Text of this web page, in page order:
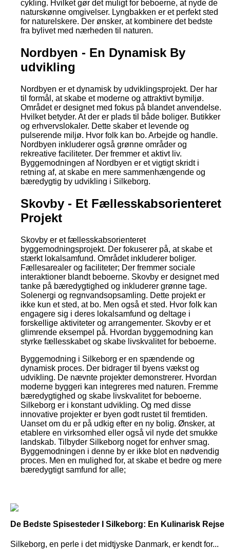
cykling. Hvilket gør det muligt for beboerne, at nyde de
naturskønne omgivelser. Lyngbakken er et perfekt sted
for naturelskere. Der ønsker, at kombinere det bedste
fra bylivet med nærheden til naturen.
Nordbyen - En Dynamisk By
udvikling
Nordbyen er et dynamisk by udviklingsprojekt. Der har
til formål, at skabe et moderne og attraktivt bymiljø.
Området er designet med fokus på blandet anvendelse.
Hvilket betyder. At der er plads til både boliger. Butikker
og erhvervslokaler. Dette skaber et levende og
pulserende miljø. Hvor folk kan bo. Arbejde og handle.
Nordbyen inkluderer også grønne områder og
rekreative faciliteter. Der fremmer et aktivt liv.
Byggemodningen af Nordbyen er et vigtigt skridt i
retning af, at skabe en mere sammenhængende og
bæredygtig by udvikling i Silkeborg.
Skovby - Et Fællesskabsorienteret
Projekt
Skovby er et fællesskabsorienteret
byggemodningsprojekt. Der fokuserer på, at skabe et
stærkt lokalsamfund. Området inkluderer boliger.
Fællesarealer og faciliteter; Der fremmer sociale
interaktioner blandt beboerne. Skovby er designet med
tanke på bæredygtighed og inkluderer grønne tage.
Solenergi og regnvandsopsamling. Dette projekt er
ikke kun et sted, at bo. Men også et sted. Hvor folk kan
engagere sig i deres lokalsamfund og deltage i
forskellige aktiviteter og arrangementer. Skovby er et
glimrende eksempel på. Hvordan byggemodning kan
styrke fællesskabet og skabe livskvalitet for beboerne.
Byggemodning i Silkeborg er en spændende og
dynamisk proces. Der bidrager til byens vækst og
udvikling. De nævnte projekter demonstrerer. Hvordan
moderne byggeri kan integreres med naturen. Fremme
bæredygtighed og skabe livskvalitet for beboerne.
Silkeborg er i konstant udvikling. Og med disse
innovative projekter er byen godt rustet til fremtiden.
Uanset om du er på udkig efter en ny bolig. Ønsker, at
etablere en virksomhed eller også vil nyde det smukke
landskab. Tilbyder Silkeborg noget for enhver smag.
Byggemodningen i denne by er ikke blot en nødvendig
proces. Men en mulighed for, at skabe et bedre og mere
bæredygtigt samfund for alle;
De Bedste Spisesteder I Silkeborg: En Kulinarisk Rejse
Silkeborg, en perle i det midtjyske Danmark, er kendt for...